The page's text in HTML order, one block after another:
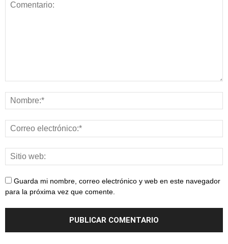
Guarda mi nombre, correo electrónico y web en este navegador
para la próxima vez que comente.